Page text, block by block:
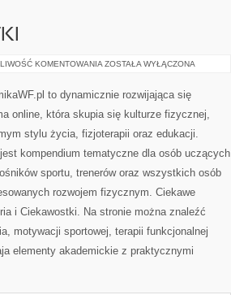
KOMENTOWANIA HISTORIA
ZOSTAŁA WYŁĄCZONA
to dynamicznie rozwijająca się
online, która skupia się kulturze fizycznej,
stylu życia, fizjoterapii oraz edukacji.
kompendium tematyczne dla osób uczących
sportu, trenerów oraz wszystkich osób
rozwojem fizycznym. Ciekawe
i Ciekawostki. Na stronie można znaleźć
motywacji sportowej, terapii funkcjonalnej
elementy akademickie z praktycznymi